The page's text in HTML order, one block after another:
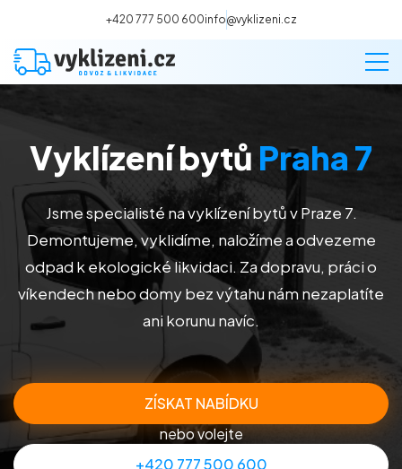
+420 777 500 600info@vyklizeni.cz
Vyklízení
Stěhování
Malování
Deratizace a dezinsekce
Příprava nemovitostí na prodej
Vyklízení bytů Praha 7
Jsme specialisté na vyklízení bytů v Praze 7.
Demontujeme, vyklidíme, naložíme a odvezeme
odpad k ekologické likvidaci. Za dopravu, práci o
víkendech nebo domy bez výtahu nám nezaplatíte
ani korunu navíc.
ZÍSKAT NABÍDKU
nebo volejte
+420 777 500 600